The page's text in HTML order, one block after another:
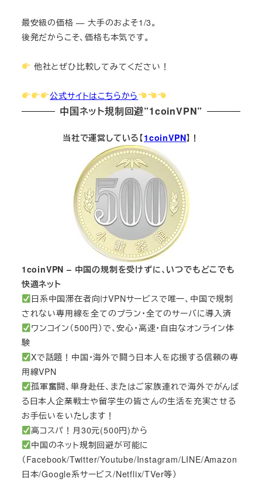
最安級の価格 — 大手のおよそ1/3。
後発だからこそ、価格も本気です。
他社とぜひ比較してみてください！
公式サイトはこちらから
中国ネット規制回避”1coinVPN”
当社で運営している【1coinVPN】！
1coinVPN – 中国の規制を受けずに、いつでもどこでも
快適ネット
日系中国滞在者向けVPNサービスで唯一、中国で規制
されない専用線を全てのプラン・全てのサーバに導入済
ワンコイン（500円）で、安心・高速・自由なオンライン体
験
Xで話題！中国・海外で闘う日本人を応援する信頼の専
用線VPN
孤軍奮闘、単身赴任、またはご家族連れで海外でがんば
る日本人企業戦士や留学生の皆さんの生活を充実させる
お手伝いをいたします！
高コスパ！月30元(500円)から
中国のネット規制回避が可能に
（Facebook/Twitter/Youtube/Instagram/LINE/Amazon
日本/Google系サービス/Netflix/TVer等）